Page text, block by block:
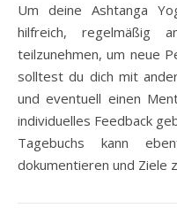
Um deine Ashtanga
hilfreich, regelmäßig
teilzunehmen, um neue
solltest du dich mit
und eventuell einen
individuelles Feedback
Tagebuchs kann
dokumentieren und Ziele